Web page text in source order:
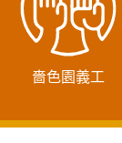
嗇色園義工